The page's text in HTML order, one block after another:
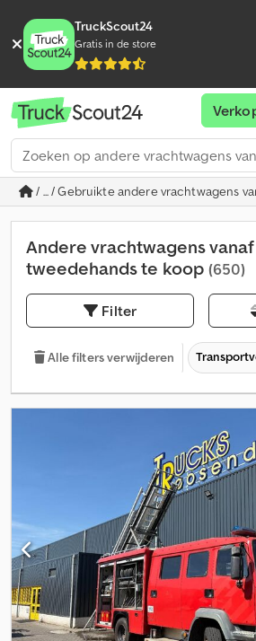
TruckScout24
Gratis in de store
/ ... / Gebruikte andere vrachtwagens
Andere vrachtwagens vanaf
tweedehands te koop (650)
Filter
Alle filters verwijderen